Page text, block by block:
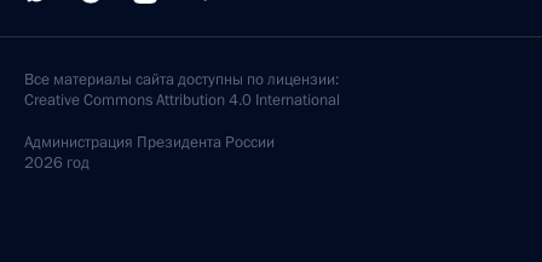
Все материалы сайта доступны по лицензии:
Creative Commons Attribution 4.0 International
Администрация Президента России
2026 год